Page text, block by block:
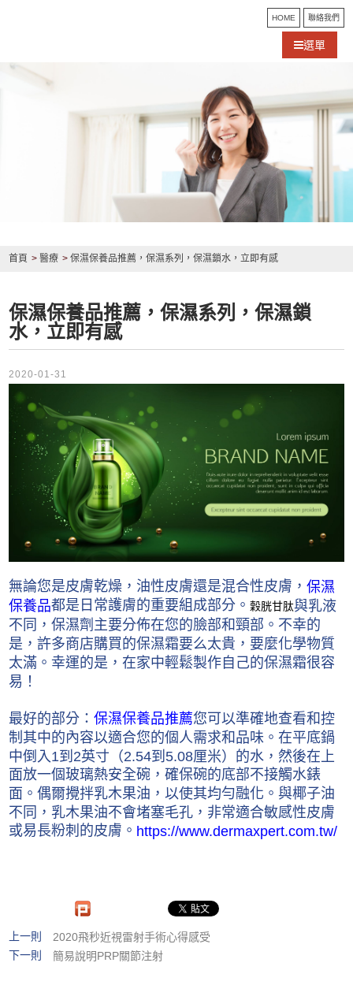
HOME 聯絡我們
選單
首頁 醫療 保濕保養品推薦，保濕系列，保濕鎖水，立即有感
保濕保養品推薦，保濕系列，保濕鎖
水，立即有感
2020-01-31
無論您是皮膚乾燥，油性皮膚還是混合性皮膚，保濕
保養品都是日常護膚的重要組成部分。穀胱甘肽與乳液
不同，保濕劑主要分佈在您的臉部和頸部。不幸的
是，許多商店購買的保濕霜要么太貴，要麼化學物質
太滿。幸運的是，在家中輕鬆製作自己的保濕霜很容
易！
最好的部分：保濕保養品推薦您可以準確地查看和控
制其中的內容以適合您的個人需求和品味。在平底鍋
中倒入1到2英寸（2.54到5.08厘米）的水，然後在上
面放一個玻璃熱安全碗，確保碗的底部不接觸水錶
面。偶爾攪拌乳木果油，以使其均勻融化。與椰子油
不同，乳木果油不會堵塞毛孔，非常適合敏感性皮膚
或易長粉刺的皮膚。 https://www.dermaxpert.com.tw/
上一則
2020飛秒近視雷射手術心得感受
下一則
簡易說明PRP關節注射